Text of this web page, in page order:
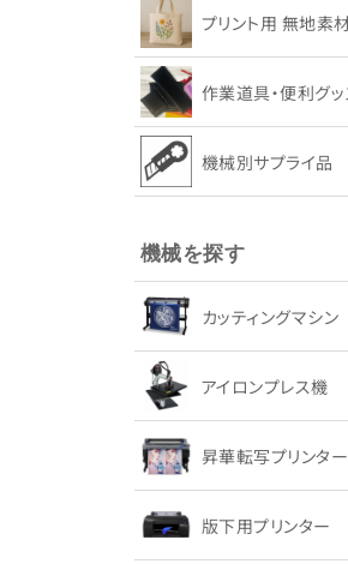
プリント用 無地素
作業道具・便利グ
機械別サプライ品
機械を探す
カッティングマシン
アイロンプレス機
昇華転写プリンター
版下用プリンター